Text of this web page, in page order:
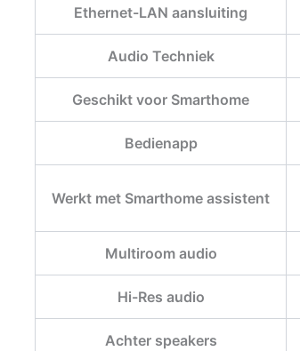
Ethernet-LAN aansluiting
Audio Techniek
Geschikt voor Smarthome
Bedienapp
Werkt met Smarthome assistent
Multiroom audio
Hi-Res audio
Achter speakers